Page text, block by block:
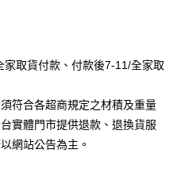
中國信託商業銀行
家取貨付款、付款後7-11/全家取
符合各超商規定之材積及重量
實體門市提供退款、退換貨服
網站公告為主。